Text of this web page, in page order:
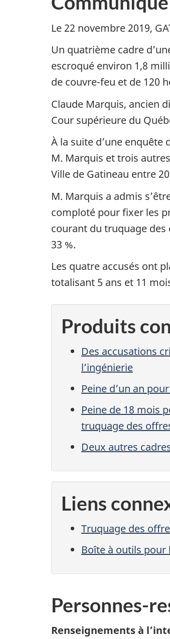
Le 22 novembre 2019,
Un quatrième cadre
escroqué environ 1,8
de couvre-feu et de 120
Claude Marquis, ancien
Cour supérieure du
À la suite d’une
M. Marquis et trois
Ville de Gatineau entre
M. Marquis a admis
comploté pour fixer les
courant du truquage des
33 %.
Les quatre accusés ont
totalisant 5 ans et 11
Produits
Des accusations
l’ingénierie
Peine d’un an
Peine de 18 mois
truquage des
Deux autres
Liens
Truquage des
Boîte à outils
Personnes-
Renseignements à